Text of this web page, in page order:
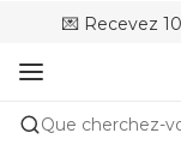
💌 Recevez
🚚
🌍Vendu
Que cherchez-